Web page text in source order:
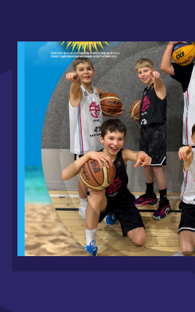
WAKACJE W MYCOURT
ZAPISAMI
6.19.2026